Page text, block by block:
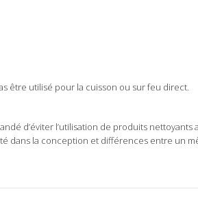
être utilisé pour la cuisson ou sur feu direct.
d’éviter l’utilisation de produits
dans la conception et différences entre un